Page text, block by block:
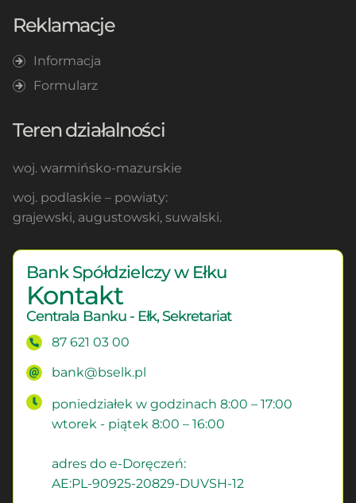
Reklamacje
Informacja
Formularz
Teren działalności
woj. warmińsko-mazurskie
woj. podlaskie – powiaty:
grajewski, augustowski, suwalski.
Bank Spółdzielczy w Ełku
Kontakt
Centrala Banku - Ełk, Sekretariat
87 621 03 00
bank@bselk.pl
poniedziałek w godzinach 8:00 – 17:00
wtorek - piątek 8:00 – 16:00
adres do e-Doręczeń:
AE:PL-90925-20829-DUVSH-12